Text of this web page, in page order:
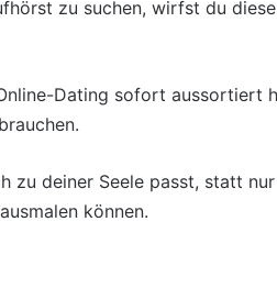
zu suchen, wirfst du
Dating sofort aussortiert
deiner Seele passt, statt
können.